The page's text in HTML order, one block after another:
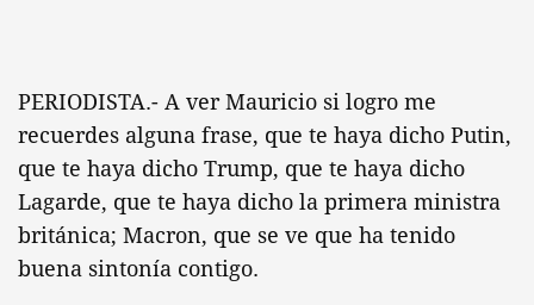
PERIODISTA.- A ver Mauricio si logro me
recuerdes alguna frase, que te haya dicho Putin,
que te haya dicho Trump, que te haya dicho
Lagarde, que te haya dicho la primera ministra
británica; Macron, que se ve que ha tenido
buena sintonía contigo.